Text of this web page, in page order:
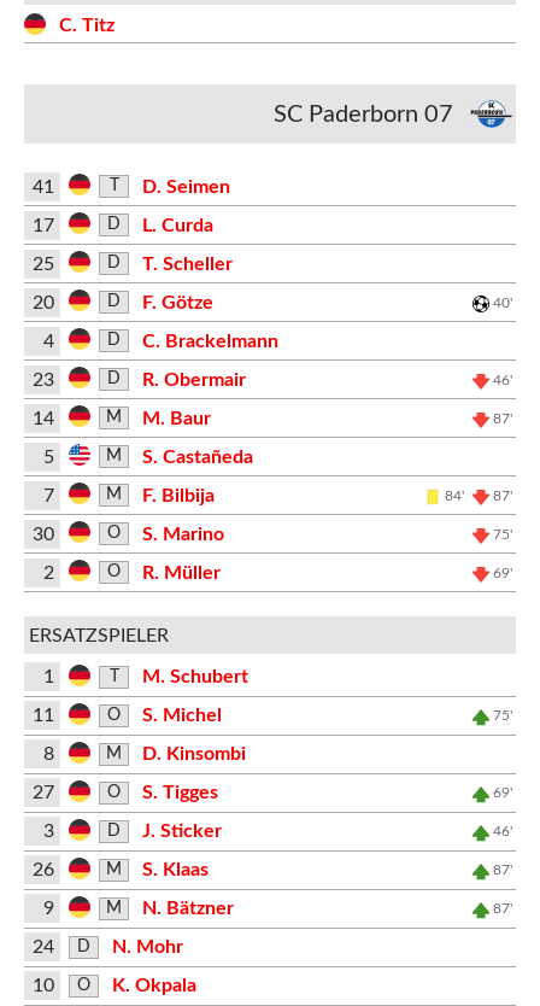
C. Titz
SC Paderborn 07
41
D. Seimen
17
D
L. Curda
25
D
T. Scheller
20
D F. Götze 40'
4 D
C. Brackelmann
23
D R. Obermair 46'
14 M M. Baur 87'
5 M
S. Castañeda
7
M F. Bilbija 84' 87'
30 O S. Marino 75'
2 O R. Müller 69'
ERSATZSPIELER
1
M. Schubert
11
O S. Michel 75'
8 M
D. Kinsombi
27
O S. Tigges 69'
3 D J. Sticker 46'
26 M S. Klaas 87'
9 M N. Bätzner 87'
24 D
N. Mohr
10
O K. Okpala